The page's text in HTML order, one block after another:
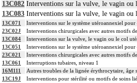
13C082 Interventions sur la vulve, le vagin ou
13C083 Interventions sur la vulve, le vagin ou
13C071
Interventions sur le système utéroannexiel
23C02J
Interventions chirurgicales avec autres motifs
13C084
Interventions sur la vulve, le vagin ou le col
13C051
Interventions sur le système utéroannexiel pour
23C021
Interventions chirurgicales avec autres motifs
13C061
Interruptions tubaires, niveau 1
16M111
Autres troubles de la lignée érythrocytaire, âge
13C19J
Interventions pour stérilité ou motifs de soins